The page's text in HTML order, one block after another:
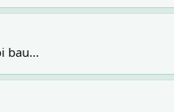
bau...